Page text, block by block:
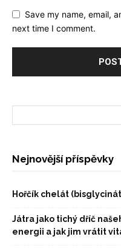
Save my name, email,
next time I comment.
Nejnovější příspěvky
Hořčík chelát
Játra jako tichý dříč
energii a jak jim vrátit